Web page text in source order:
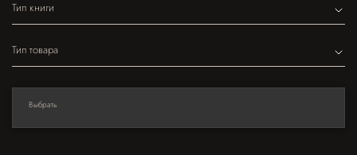
Тип книги
Тип товара
Выбрать